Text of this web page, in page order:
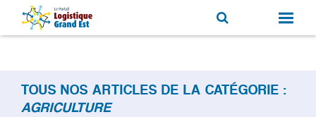
TOUS NOS ARTICLES DE LA CATÉGORIE :
AGRICULTURE